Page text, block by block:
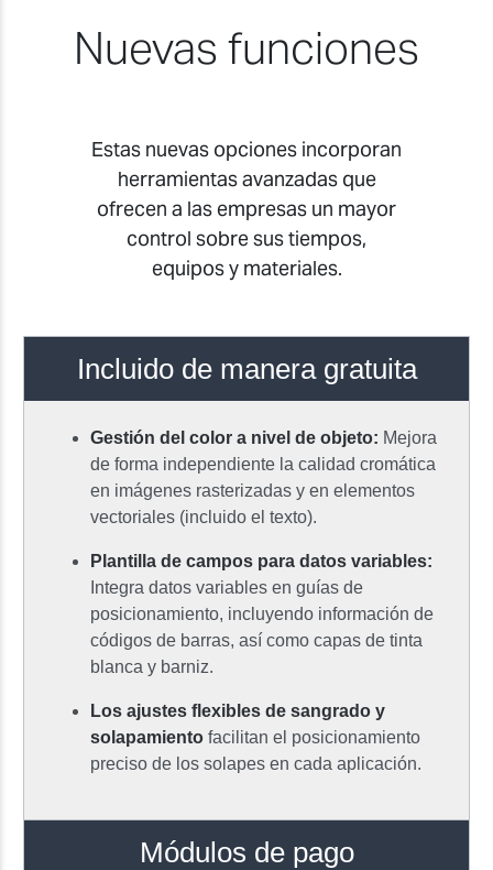
Nuevas funciones
Estas nuevas opciones incorporan
herramientas avanzadas que
ofrecen a las empresas un mayor
control sobre sus tiempos,
equipos y materiales.
Incluido de manera gratuita
Gestión del color a nivel de objeto: Mejora
de forma independiente la calidad cromática
en imágenes rasterizadas y en elementos
vectoriales (incluido el texto).
Plantilla de campos para datos variables:
Integra datos variables en guías de
posicionamiento, incluyendo información de
códigos de barras, así como capas de tinta
blanca y barniz.
Los ajustes flexibles de sangrado y
solapamiento facilitan el posicionamiento
preciso de los solapes en cada aplicación.
Módulos de pago